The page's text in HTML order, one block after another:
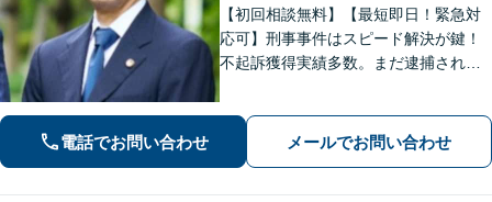
【初回相談無料】【最短即日！緊急対
応可】刑事事件はスピード解決が鍵！
不起訴獲得実績多数。まだ逮捕されて
で電話受付中！【恵比寿駅8分】【休
日・夜間対応】
電話でお問い合わせ メールでお問い合わせ